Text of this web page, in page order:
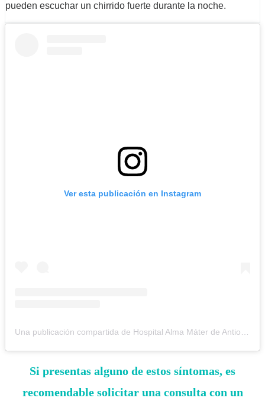
pueden escuchar un chirrido fuerte durante la noche.
Ver esta publicación en Instagram
Si presentas alguno de estos síntomas, es
recomendable solicitar una consulta con un